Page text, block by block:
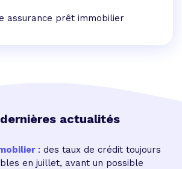
assurance prêt immobilier
actualités
: des taux de crédit toujours
en juillet, avant un possible